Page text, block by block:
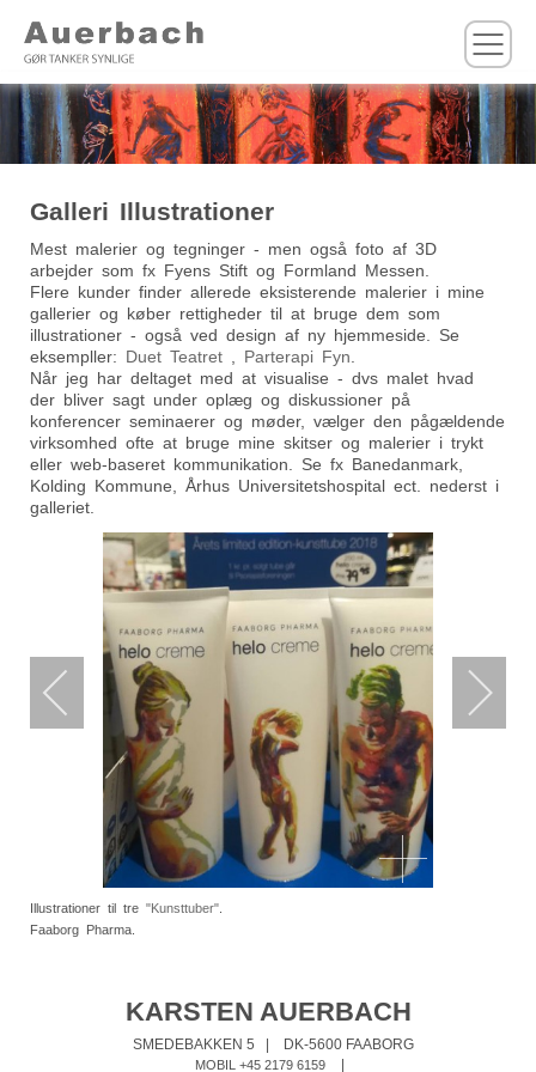
Galleri Illustrationer
Mest malerier og tegninger - men også foto af 3D
arbejder som fx Fyens Stift og Formland Messen.
Flere kunder finder allerede eksisterende malerier i mine
gallerier og køber rettigheder til at bruge dem som
illustrationer - også ved design af ny hjemmeside. Se
eksempller: Duet Teatret Parterapi Fyn
Når jeg har deltaget med at visualise - dvs malet hvad
der bliver sagt under oplæg og diskussioner på
konferencer seminaerer og møder, vælger den pågældende
virksomhed ofte at bruge mine skitser og malerier i trykt
eller web-baseret kommunikation. Se fx Banedanmark,
Kolding Kommune, Århus Universitetshospital ect. nederst i
galleriet.
Illustrationer til tre "Kunsttuber"
Faaborg Pharma.
KARSTEN AUERBACH
SMEDEBAKKEN 5 | DK-5600 FAABORG
MOBIL +45 2179 6159 |